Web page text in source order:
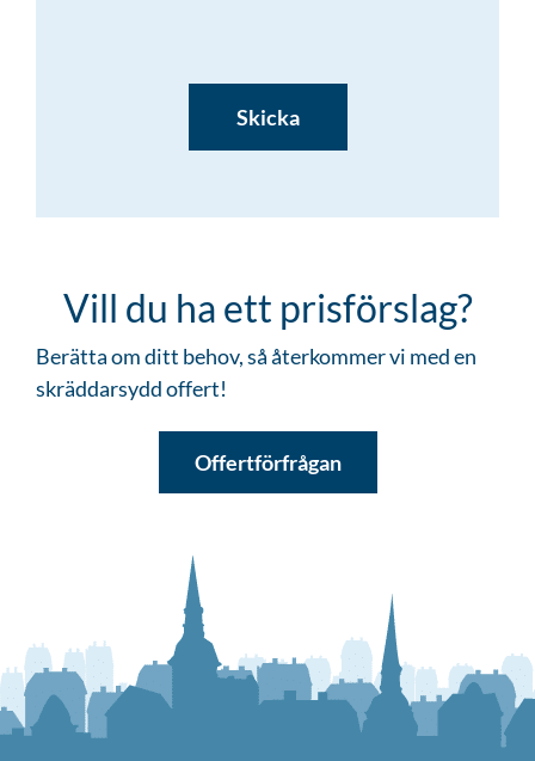
Vill du ha ett prisförslag?
Berätta om ditt behov, så återkommer vi med en
skräddarsydd offert!
Offertförfrågan